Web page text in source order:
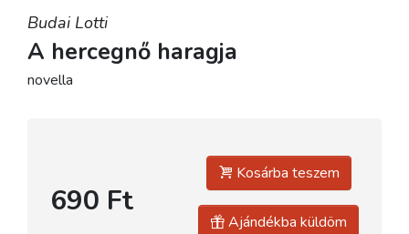
Budai Lotti
A hercegnő haragja
novella
690 Ft
Kosárba teszem
Ajándékba küldöm